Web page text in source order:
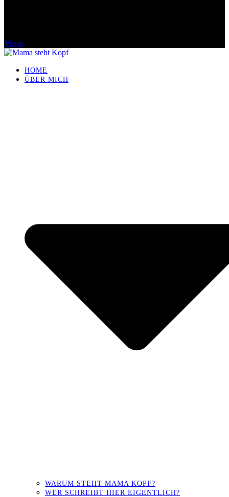
Menü
HOME
ÜBER MICH
WARUM STEHT MAMA KOPF?
WER SCHREIBT HIER EIGENTLICH?